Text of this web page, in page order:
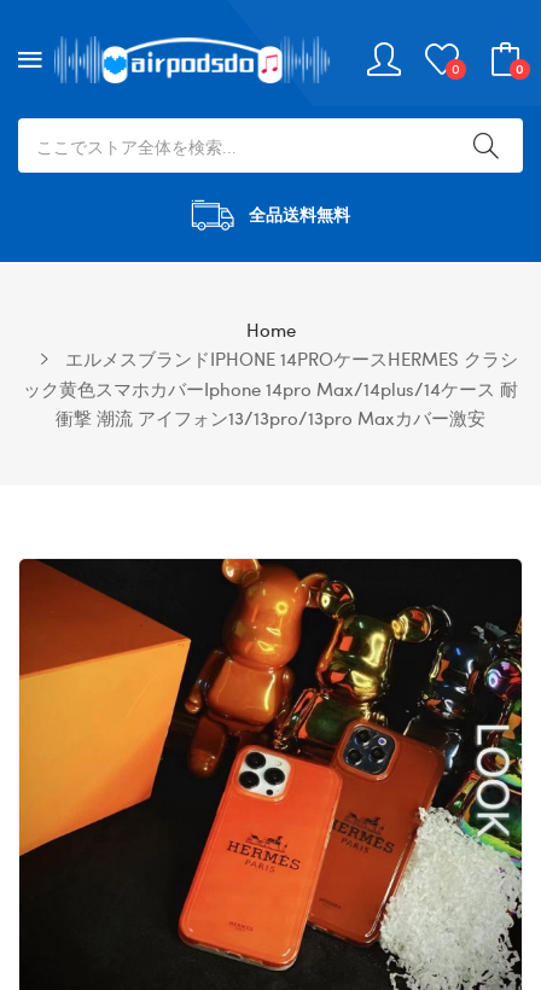
0 0
全品送料無料
Home
エルメスブランドIPHONE 14PROケースHERMES クラシ
ック黄色スマホカバーiphone 14pro Max/14plus/14ケース 耐
衝撃 潮流 アイフォン13/13pro/13pro Maxカバー激安